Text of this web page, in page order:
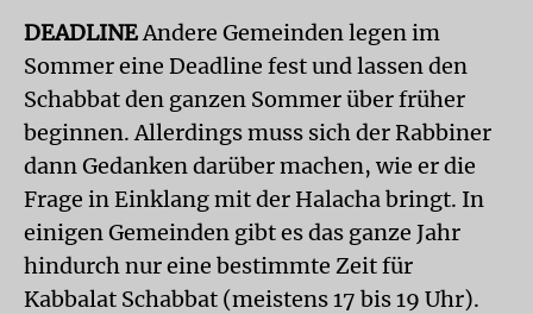
DEADLINE Andere Gemeinden legen im
Sommer eine Deadline fest und lassen den
Schabbat den ganzen Sommer über früher
beginnen. Allerdings muss sich der Rabbiner
dann Gedanken darüber machen, wie er die
Frage in Einklang mit der Halacha bringt. In
einigen Gemeinden gibt es das ganze Jahr
hindurch nur eine bestimmte Zeit für
Kabbalat Schabbat (meistens 17 bis 19 Uhr).